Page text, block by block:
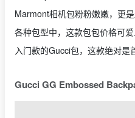
Marmont相机包粉粉嫩嫩，更
各种包型中，这款包包价格可
入门款的Gucci包，这款绝对是
Gucci GG Embossed